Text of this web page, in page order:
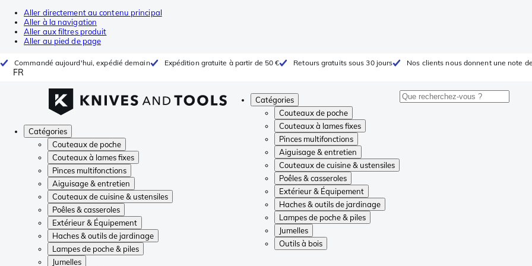
Aller directement au contenu principal
Aller à la navigation
Aller aux filtres produit
Aller au pied de page
Commandé aujourd'hui, expédié demain Expédition gratuite à partir de 50 € Retours gratuits sous 30 jours Nos clients nous donnent une note
FR
Catégories
Couteaux de poche
Couteaux à lames fixes
Pinces multifonctions
Aiguisage & entretien
Couteaux de cuisine & ustensiles
Poêles & casseroles
Extérieur & Équipement
Haches & outils de jardinage
Lampes de poche & piles
Jumelles
Outils à bois
Catégories
Couteaux de poche
Couteaux à lames fixes
Pinces multifonctions
Aiguisage & entretien
Couteaux de cuisine & ustensiles
Poêles & casseroles
Extérieur & Équipement
Haches & outils de jardinage
Lampes de poche & piles
Jumelles